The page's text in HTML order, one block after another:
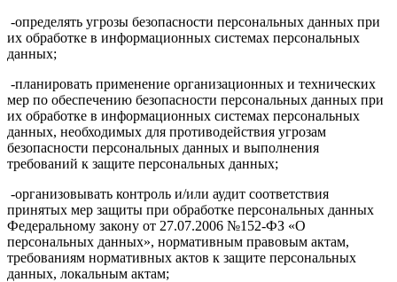
-определять угрозы безопасности персональных данных при
их обработке в информационных системах персональных
данных;
-планировать применение организационных и технических
мер по обеспечению безопасности персональных данных при
их обработке в информационных системах персональных
данных, необходимых для противодействия угрозам
безопасности персональных данных и выполнения
требований к защите персональных данных;
-организовывать контроль и/или аудит соответствия
принятых мер защиты при обработке персональных данных
Федеральному закону от 27.07.2006 №152-ФЗ «О
персональных данных», нормативным правовым актам,
требованиям нормативных актов к защите персональных
данных, локальным актам;